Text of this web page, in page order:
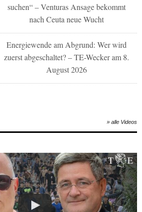
suchen“ – Venturas Ansage bekommt
nach Ceuta neue Wucht
Energiewende am Abgrund: Wer wird
zuerst abgeschaltet? – TE-Wecker am 8.
August 2026
» alle Videos